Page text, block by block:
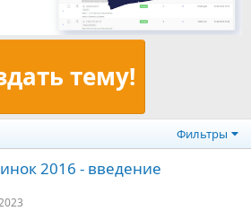
тему!
Фильтры
2016 - введение